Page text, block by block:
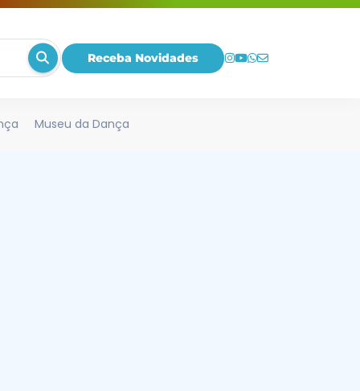
Receba Novidades
Museu da Dança